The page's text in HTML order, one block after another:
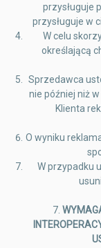
przysługuje
przysługuje w
W celu
określającą
Sprzedawca
nie później niż
Klienta
O wyniku
W przypadku
7.